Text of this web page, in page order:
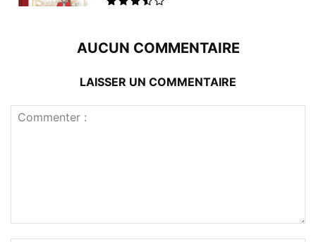
AUCUN COMMENTAIRE
LAISSER UN COMMENTAIRE